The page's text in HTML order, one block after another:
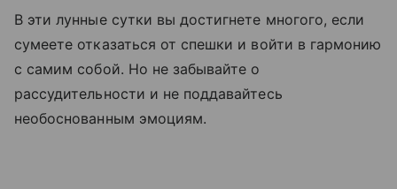
В эти лунные сутки вы достигнете многого, если
сумеете отказаться от спешки и войти в гармонию
с самим собой. Но не забывайте о
рассудительности и не поддавайтесь
необоснованным эмоциям.